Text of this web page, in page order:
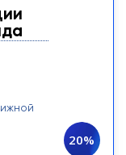
20%